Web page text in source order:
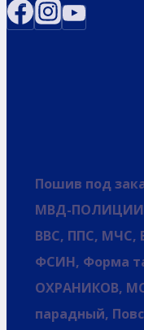
Пошив под
МВД-ПОЛИЦИИ
ВВС, ППС,
ФСИН, Форма
ОХРАНИКОВ,
парадный,